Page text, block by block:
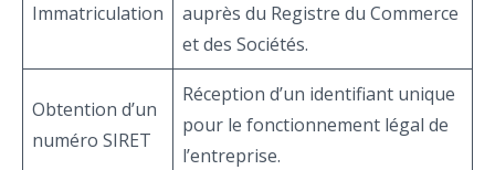
Immatriculation
auprès du Registre du Commerce
et des Sociétés.
Obtention d’un
numéro SIRET
Réception d’un identifiant unique
pour le fonctionnement légal de
l’entreprise.